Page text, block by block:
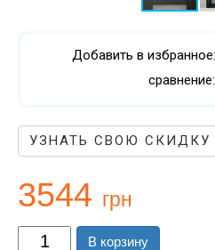
Добавить в избранное:
сравнение:
УЗНАТЬ СВОЮ СКИДКУ
3544 грн
В корзину